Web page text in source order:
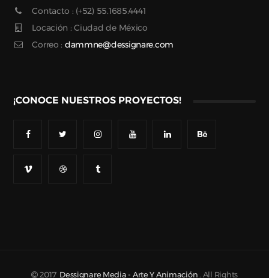
Contacto : (+52) 55.1685.4441
Locación : Ciudad de México
Correo : dammne@dessignare.com
¡CONOCE NUESTROS PROYECTOS!
2017 Dessignare Media - Arte Y Animación . All Rights